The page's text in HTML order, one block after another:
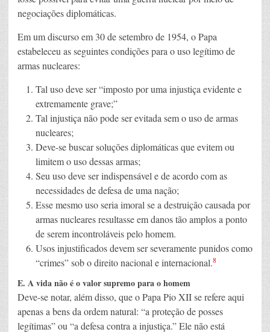
negociações diplomáticas.
Em um discurso em 30 de setembro de 1954, o Papa
estabeleceu as seguintes condições para o uso legítimo de
armas nucleares:
Tal uso deve ser “imposto por uma injustiça evidente e
extremamente grave;”
Tal injustiça não pode ser evitada sem o uso de armas
nucleares;
Deve-se buscar soluções diplomáticas que evitem ou
limitem o uso dessas armas;
Seu uso deve ser indispensável e de acordo com as
necessidades de defesa de uma nação;
Esse mesmo uso seria imoral se a destruição causada por
armas nucleares resultasse em danos tão amplos a ponto
de serem incontroláveis pelo homem.
Usos injustificados devem ser severamente punidos como
“crimes” sob o direito nacional e internacional.8
E. A vida não é o valor supremo para o homem
Deve-se notar, além disso, que o Papa Pio XII se refere aqui
apenas a bens da ordem natural: “a proteção de posses
legítimas” ou “a defesa contra a injustiça.” Ele não está